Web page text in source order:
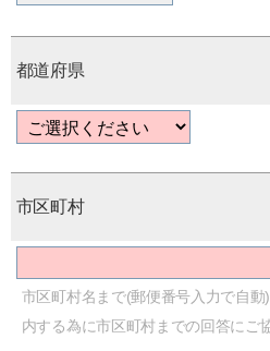
都道府県
市区町村
市区町村名まで(郵便番号入力で自
内する為に市区町村までの回答にご